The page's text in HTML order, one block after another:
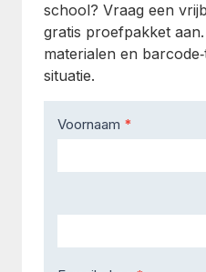
school? Vraag een
gratis proefpakket
materialen en
situatie.
Contact
Us
Voornaam *